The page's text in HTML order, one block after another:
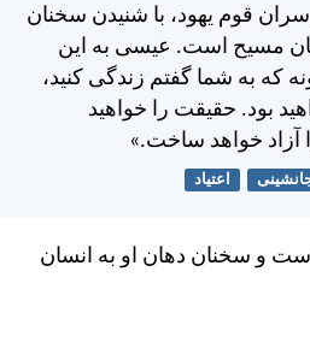
قوم يهود، با شنيدن سخنان
مسيح است. عيسی به اين
كه به شما گفتم زندگی كنيد،
بود. حقيقت را خواهيد
خواهد ساخت.»
اعتیاد
و سخنان دهان او به انسان